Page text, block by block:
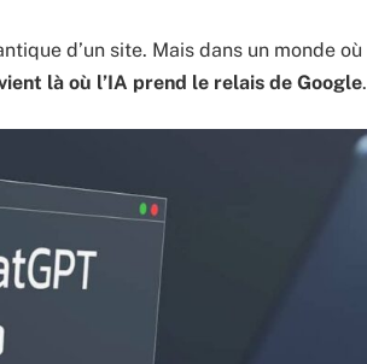
d’un site. Mais dans un monde où
là où l’IA prend le relais de Google.